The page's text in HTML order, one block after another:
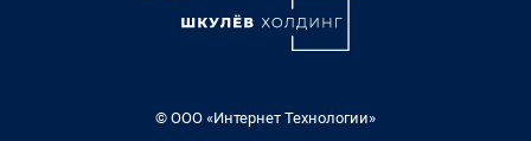
© ООО «Интернет Технологии»